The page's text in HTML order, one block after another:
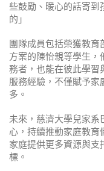
些鼓勵、暖心的話寄到
的」
團隊成員包括榮獲教
方案的陳怡親等學生，
務者，也能在彼此學習
服務經驗，不僅賦予家
多。
未來，慈濟大學兒家系
心，持續推動家庭教
家庭提供更多資源與支
標。